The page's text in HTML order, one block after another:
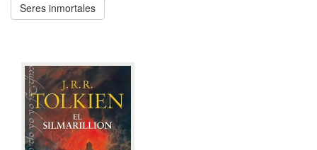
Seres inmortales